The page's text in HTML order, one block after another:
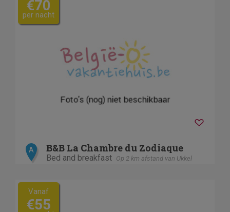
€70
per nacht
A B&B La Chambre du Zodiaque
Bed and breakfast Op 2 km afstand van Ukkel
Vanaf
€55